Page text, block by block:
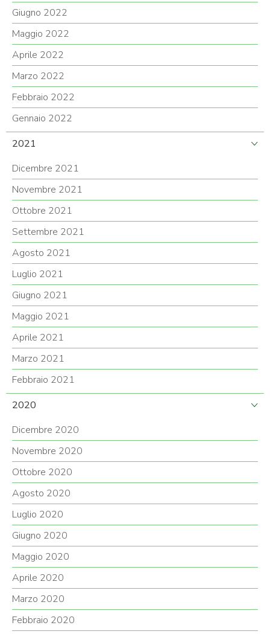
Giugno 2022
Maggio 2022
Aprile 2022
Marzo 2022
Febbraio 2022
Gennaio 2022
2021
Dicembre 2021
Novembre 2021
Ottobre 2021
Settembre 2021
Agosto 2021
Luglio 2021
Giugno 2021
Maggio 2021
Aprile 2021
Marzo 2021
Febbraio 2021
2020
Dicembre 2020
Novembre 2020
Ottobre 2020
Agosto 2020
Luglio 2020
Giugno 2020
Maggio 2020
Aprile 2020
Marzo 2020
Febbraio 2020